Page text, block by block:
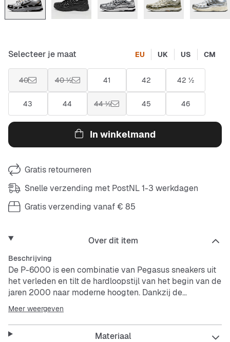
Selecteer je maat EU UK US CM
40 40 ½ 41 42 42 ½
43 44 44 ½ 45 46
In winkelmand
Gratis retourneren
Snelle verzending met PostNL 1-3 werkdagen
Gratis verzending vanaf € 85
Over dit item
Beschrijving
De P-6000 is een combinatie van Pegasus sneakers uit
het verleden en tilt de hardloopstijl van het begin van de
jaren 2000 naar moderne hoogten. Dankzij de
gemengde materialen en sportieve lijnen is het de
perfecte mix van opvallend comfort en stijl van de
vroege jaren 2000.
Meer weergeven
Materiaal